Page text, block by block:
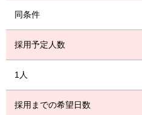
同条件
採用予定人数
1人
採用までの希望日数